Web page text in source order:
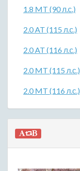
1.8 MT (90 л.с.)
2.0 AT (115 л.с.)
2.0 AT (116 л.с.)
2.0 MT (115 л.с.)
2.0 MT (116 л.с.)